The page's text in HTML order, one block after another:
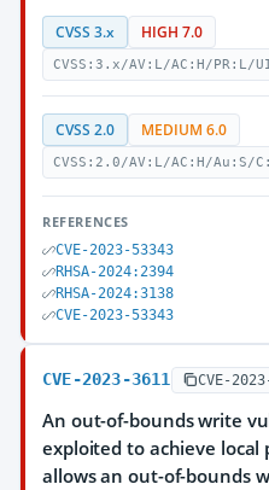
CVSS 3.x HIGH 7.0
CVSS:3.x/AV:L/AC:H/PR:L/
CVSS 2.0 MEDIUM 6.0
CVSS:2.0/AV:L/AC:H/Au:S/
REFERENCES
CVE-2023-53343
RHSA-2024:2394
RHSA-2024:3138
CVE-2023-53343
CVE-2023-3611 CVE-
An out-of-bounds write
exploited to achieve local
allows an out-of-bounds